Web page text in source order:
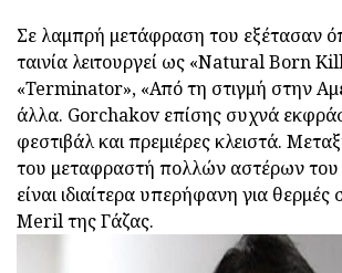
Σε λαμπρή μετάφραση του εξέτασαν
ταινία λειτουργεί ως «Natural Born
«Terminator», «Από τη στιγμή στην
άλλα. Gorchakov επίσης συχνά
φεστιβάλ και πρεμιέρες κλειστά.
του μεταφραστή πολλών αστέρων του
είναι ιδιαίτερα υπερήφανη για θερμές
Meril της Γάζας.